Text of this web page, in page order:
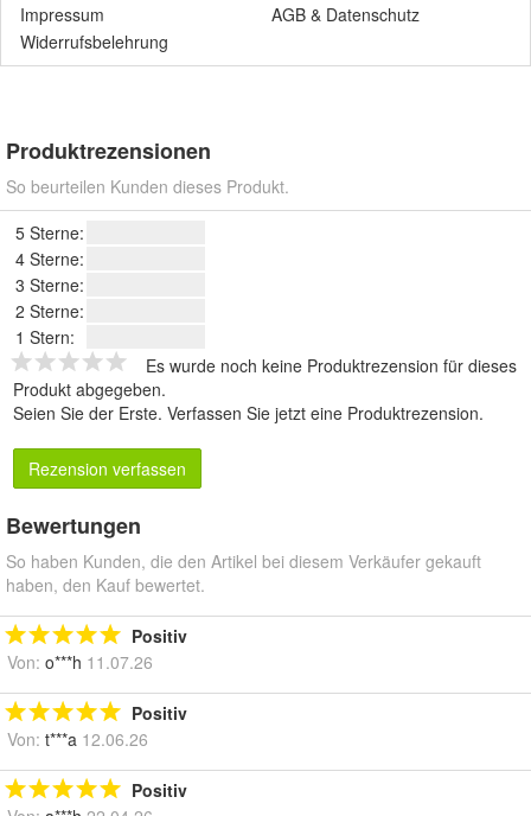
Impressum
AGB & Datenschutz
Widerrufsbelehrung
Produktrezensionen
So beurteilen Kunden dieses Produkt.
5 Sterne:
4 Sterne:
3 Sterne:
2 Sterne:
1 Stern:
Es wurde noch keine Produktrezension für dieses
Produkt abgegeben.
Seien Sie der Erste. Verfassen Sie jetzt eine Produktrezension.
Rezension verfassen
Bewertungen
So haben Kunden, die den Artikel bei diesem Verkäufer gekauft
haben, den Kauf bewertet.
Positiv
Von: o***h 11.07.26
Positiv
Von: t***a 12.06.26
Positiv